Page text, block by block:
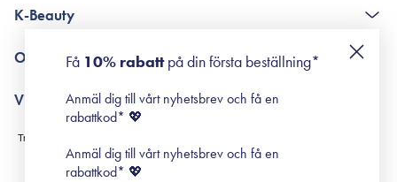
Poängshop - frågor och svar
K-Beauty
Retinol för nybörjare
Om Surisuri
Black Friday
Villkor
Leverans & Retur
Köpvillkor
Prenumerationsvillkor
Få 10% rabattpå din första beställning*
Anmäl dig till vårt nyhetsbrev och få en
rabattkod* 💖
Anmäl dig till vårt nyhetsbrev och få en
rabattkod* 💖